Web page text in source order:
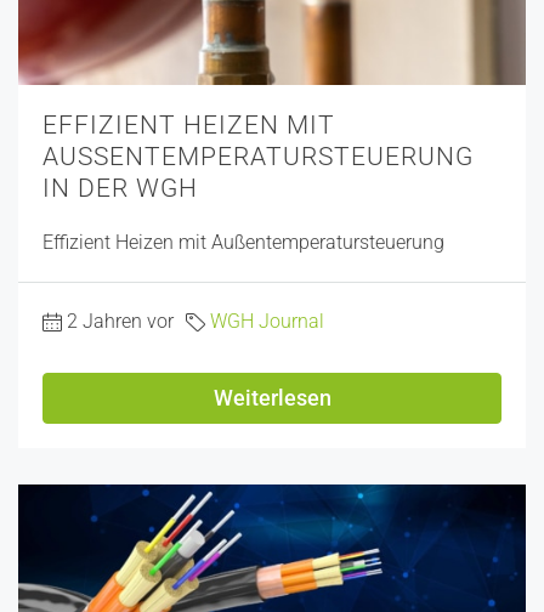
EFFIZIENT HEIZEN MIT
AUSSENTEMPERATURSTEUERUNG I
N DER WGH
Effizient Heizen mit Außentemperatursteuerung
2 Jahren vor WGH Journal
Weiterlesen